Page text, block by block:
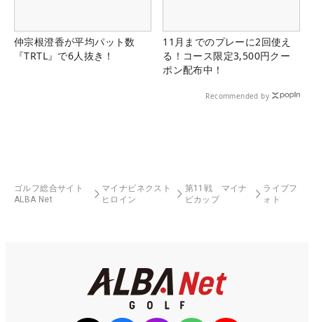
仲宗根澄香が平均パット数
『TRTL』で6人抜き！
11月までのプレーに2回使え
る！コース限定3,500円クー
ポン配布中！
Recommended by
ゴルフ総合サイト
ALBA Net
マイナビネクスト
ヒロイン
第11戦 マイナ
ビカップ
ライブフ
ォト